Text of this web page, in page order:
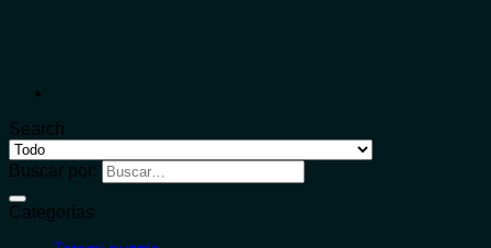
Search
Buscar por:
Categorías